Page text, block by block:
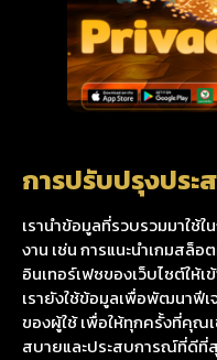
การปรับปรุงปร
เรานำข้อมูลที่รวบรวมมาใช้
งาน เช่น การแนะนำเกมสล็
อินเทอร์เฟซของเว็บไซต์ให้
เรายังใช้ข้อมูลเพื่อพัฒนาฟี
ของผู้ใช้ เพื่อให้ทุกครั้งที่คุณ
สบายและประสบการณ์ที่ดีที่